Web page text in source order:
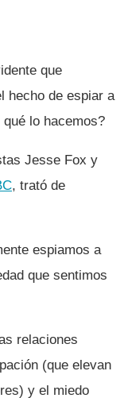
que
hecho de espiar a
lo hacemos?
Jesse Fox y
, trató de
espiamos a
que sentimos
relaciones
(que elevan
y el miedo